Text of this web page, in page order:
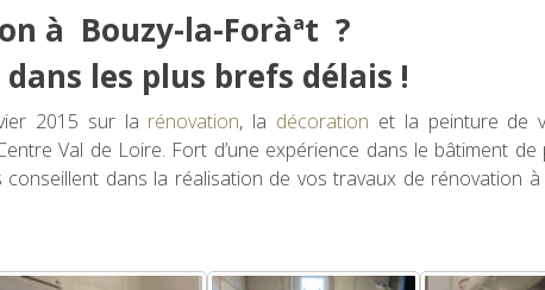
à Bouzy-la-Foràªt ?
les plus brefs délais !
2015 sur la rénovation, la décoration et la peinture de
Val de Loire. Fort d’une expérience dans le bâtiment de
dans la réalisation de vos travaux de rénovation